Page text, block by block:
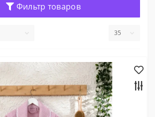
Фильтр товаров